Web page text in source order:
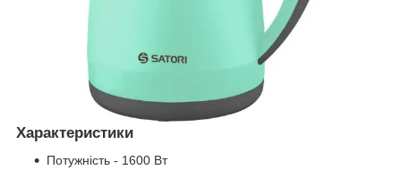
Характеристики
Потужність - 1600 Вт